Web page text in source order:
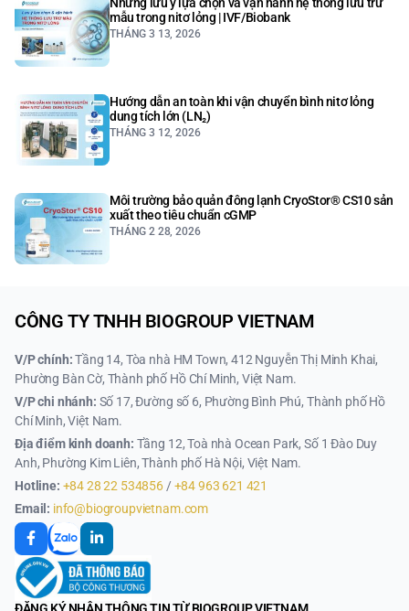
mẫu trong nitơ lỏng | IVF/Biobank
THÁNG 3 13, 2026
Hướng dẫn an toàn khi vận chuyển bình nitơ lỏng
dung tích lớn (LN₂)
THÁNG 3 12, 2026
Môi trường bảo quản đông lạnh CryoStor® CS10 sản
xuất theo tiêu chuẩn cGMP
THÁNG 2 28, 2026
CÔNG TY TNHH BIOGROUP VIETNAM
V/P chính:Tầng 14, Tòa nhà HM Town, 412 Nguyễn Thị Minh Khai,
Phường Bàn Cờ, Thành phố Hồ Chí Minh, Việt Nam.
V/P chi nhánh: Số 17, Đường số 6, Phường Bình Phú, Thành phố Hồ
Chí Minh, Việt Nam.
Địa điểm kinh doanh: Tầng 12, Toà nhà Ocean Park, Số 1 Đào Duy
Anh, Phường Kim Liên, Thành phố Hà Nội, Việt Nam.
Hotline: +84 28 22 534856 /+84 963 621 421
Email: info@biogroupvietnam.com
ĐĂNG KÝ NHẬN THÔNG TIN TỪ BIOGROUP VIETNAM